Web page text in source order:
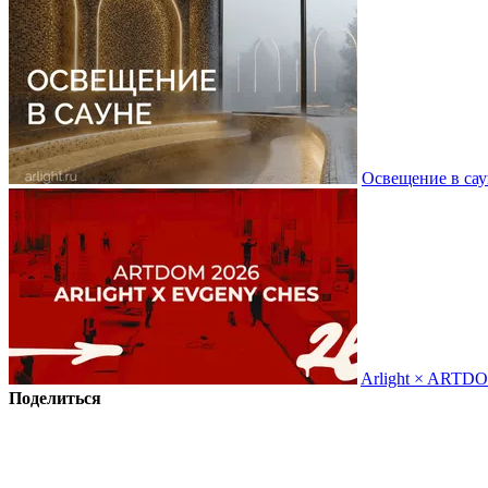
Освещение в
Arlight ×
Поделиться